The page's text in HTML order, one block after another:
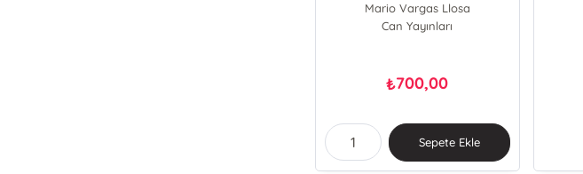
Mario Vargas Llosa
Can Yayınları
₺700,00
Sepete Ekle